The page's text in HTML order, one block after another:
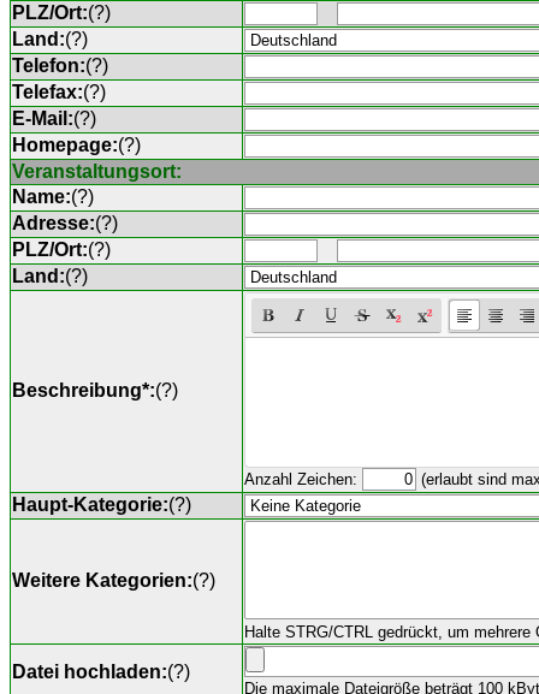
PLZ/Ort:(?)
Land:(?)
Telefon:(?)
Telefax:(?)
E-Mail:(?)
Homepage:(?)
Veranstaltungsort:
Name:(?)
Adresse:(?)
PLZ/Ort:(?)
Land:(?)
Beschreibung*:(?)
Anzahl Zeichen: (erlaubt sind
Haupt-Kategorie:(?)
Weitere Kategorien:(?)
Halte STRG/CTRL gedrückt, um mehrere
Datei hochladen:(?)
Die maximale Dateigröße beträgt 100